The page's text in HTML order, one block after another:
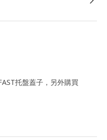
托盤蓋子，另外購買